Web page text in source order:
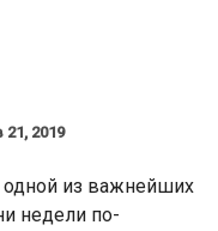
21, 2019
одной из важнейших
недели по-